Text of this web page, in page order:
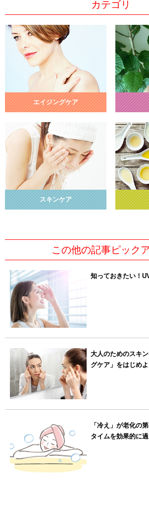
カテゴリ
エイジングケア
スキンケア
この他の記事ピック
知っておきたい！
大人のためのスキ
グケア」をはじめよ
「冷え」が老化の
タイムを効果的に